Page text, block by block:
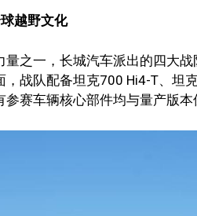
越野文化
之一，长城汽车派出的四大
战队配备坦克700 Hi4-T、坦
赛车辆核心部件均与量产版本